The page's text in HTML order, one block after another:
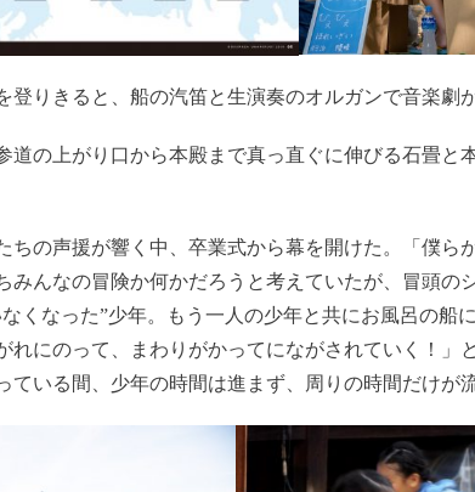
登りきると、船の汽笛と生演奏のオルガンで音楽劇
道の上がり口から本殿まで真っ直ぐに伸びる石畳と
ちの声援が響く中、卒業式から幕を開けた。「僕ら
みんなの冒険か何かだろうと考えていたが、冒頭の
くなった”少年。もう一人の少年と共にお風呂の船
れにのって、まわりがかってにながされていく！」
ている間、少年の時間は進まず、周りの時間だけが